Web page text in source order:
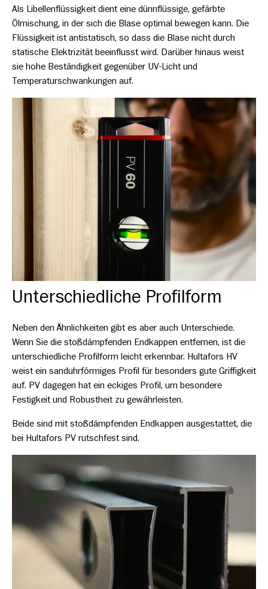
Als Libellenflüssigkeit dient eine dünnflüssige, gefärbte
Ölmischung, in der sich die Blase optimal bewegen kann. Die
Flüssigkeit ist antistatisch, so dass die Blase nicht durch
statische Elektrizität beeinflusst wird. Darüber hinaus weist
sie hohe Beständigkeit gegenüber UV-Licht und
Temperaturschwankungen auf.
Unterschiedliche Profilform
Neben den Ähnlichkeiten gibt es aber auch Unterschiede.
Wenn Sie die stoßdämpfenden Endkappen entfernen, ist die
unterschiedliche Profilform leicht erkennbar. Hultafors HV
weist ein sanduhrförmiges Profil für besonders gute Griffigkeit
auf. PV dagegen hat ein eckiges Profil, um besondere
Festigkeit und Robustheit zu gewährleisten.
Beide sind mit stoßdämpfenden Endkappen ausgestattet, die
bei Hultafors PV rutschfest sind.